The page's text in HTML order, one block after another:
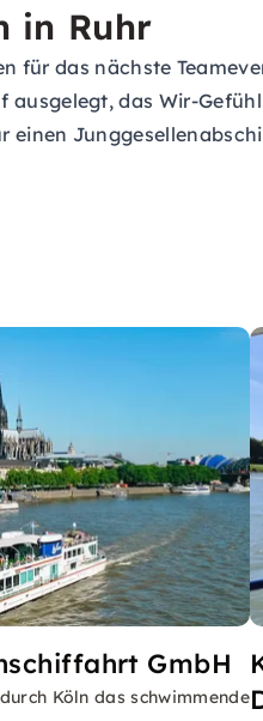
in Ruhr
für das nächste
das Wir-
GmbH
Köln das schwimmende